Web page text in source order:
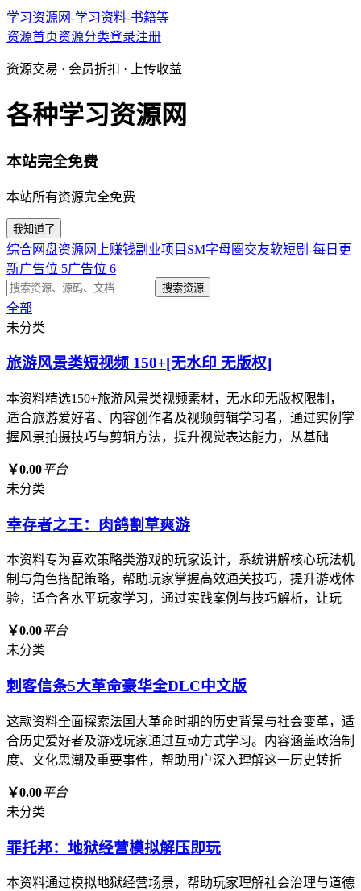
学习资源网-学习资料-书籍等
资源首页资源分类登录注册
资源交易 · 会员折扣 · 上传收益
各种学习资源网
本站完全免费
本站所有资源完全免费
我知道了
综合网盘资源 网上赚钱副业项目 SM字母圈交友软短剧-每日更
新广告位 5广告位 6
搜索资源
全部
未分类
旅游风景类短视频 150+[无水印 无版权]
本资料精选150+旅游风景类视频素材，无水印无版权限制，
适合旅游爱好者、内容创作者及视频剪辑学习者，通过实例掌
握风景拍摄技巧与剪辑方法，提升视觉表达能力，从基础
￥0.00平台
未分类
幸存者之王：肉鸽割草爽游
本资料专为喜欢策略类游戏的玩家设计，系统讲解核心玩法机
制与角色搭配策略，帮助玩家掌握高效通关技巧，提升游戏体
验，适合各水平玩家学习，通过实践案例与技巧解析，让玩
￥0.00平台
未分类
刺客信条5大革命豪华全DLC中文版
这款资料全面探索法国大革命时期的历史背景与社会变革，适
合历史爱好者及游戏玩家通过互动方式学习。内容涵盖政治制
度、文化思潮及重要事件，帮助用户深入理解这一历史转折
￥0.00平台
未分类
罪托邦：地狱经营模拟解压即玩
本资料通过模拟地狱经营场景，帮助玩家理解社会治理与道德